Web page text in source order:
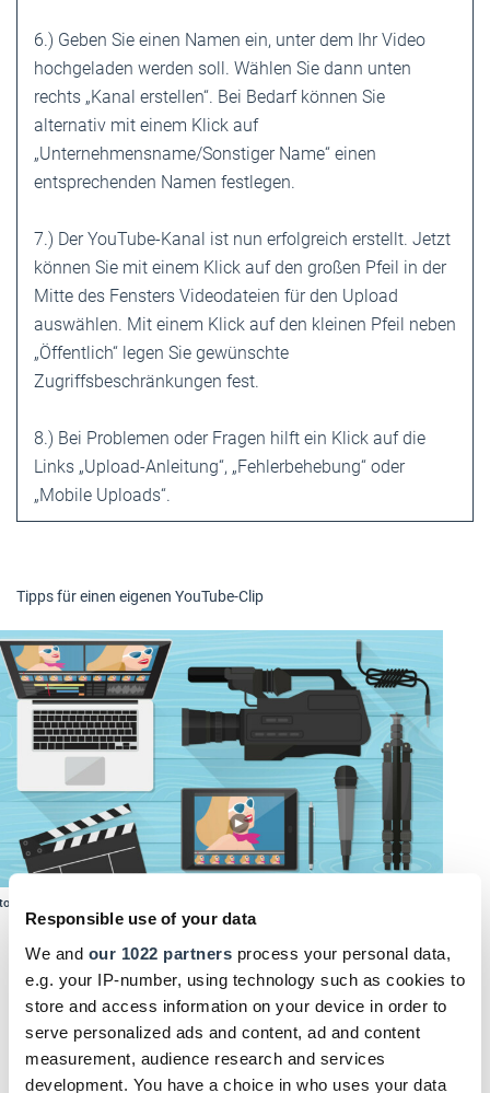
Responsible use of your data
We and our 1022 partners process your personal data,
e.g. your IP-number, using technology such as cookies to
store and access information on your device in order to
serve personalized ads and content, ad and content
measurement, audience research and services
development. You have a choice in who uses your data
6.) Geben Sie einen Namen ein, unter dem Ihr Video
hochgeladen werden soll. Wählen Sie dann unten
rechts „Kanal erstellen“. Bei Bedarf können Sie
alternativ mit einem Klick auf
„Unternehmensname/Sonstiger Name“ einen
entsprechenden Namen festlegen.
7.) Der YouTube-Kanal ist nun erfolgreich erstellt. Jetzt
können Sie mit einem Klick auf den großen Pfeil in der
Mitte des Fensters Videodateien für den Upload
auswählen. Mit einem Klick auf den kleinen Pfeil neben
„Öffentlich“ legen Sie gewünschte
Zugriffsbeschränkungen fest.
8.) Bei Problemen oder Fragen hilft ein Klick auf die
Links „Upload-Anleitung“, „Fehlerbehebung“ oder
„Mobile Uploads“.
Tipps für einen eigenen ­YouTube-Clip
© elenabsl/123RF.com
Erstellen Sie ein Konzept:Welche Ziele und Zielgruppen
wollen Sie ­erreichen?
Entwickeln Sie Ideen:Welche Inhalte bieten sich für Ihre
Videoclips an? Zum Beispiel: ­Produkte, Dienstleistungen,